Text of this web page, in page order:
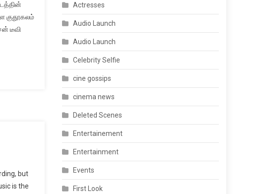
குதூகலம்
டீவி
but
is the
Actresses
Audio Launch
Audio Launch
Celebrity Selfie
cine gossips
cinema news
Deleted Scenes
Entertainement
Entertainment
Events
First Look